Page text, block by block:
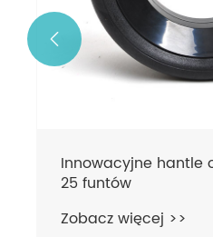
Innowacyjne hantle
25 funtów
Zobacz więcej >>
